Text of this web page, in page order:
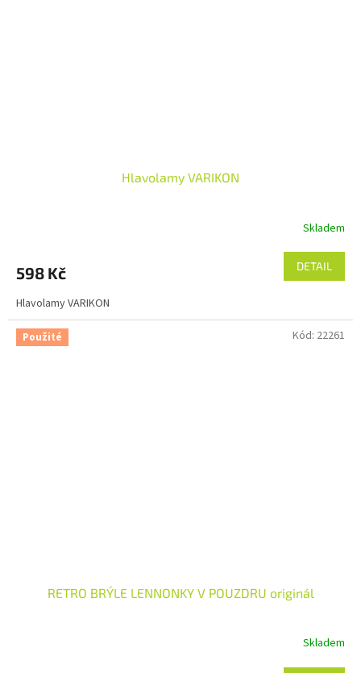
Hlavolamy VARIKON
Skladem
598 Kč DETAIL
Hlavolamy VARIKON
Použité
RETRO BRÝLE LENNONKY V POUZDRU originál
Skladem
Kód: 22261